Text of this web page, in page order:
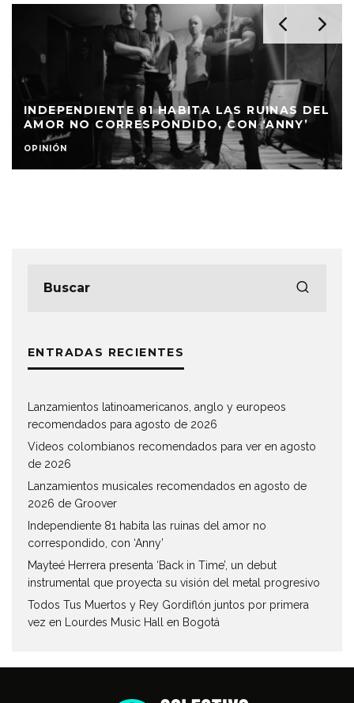
INDEPENDIENTE 81 HABITA LAS RUINAS DEL
AMOR NO CORRESPONDIDO, CON ‘ANNY’
OPINIÓN
ENTRADAS RECIENTES
Lanzamientos latinoamericanos, anglo y europeos
recomendados para agosto de 2026
Videos colombianos recomendados para ver en agosto
de 2026
Lanzamientos musicales recomendados en agosto de
2026 de Groover
Independiente 81 habita las ruinas del amor no
correspondido, con ‘Anny’
Mayteé Herrera presenta ‘Back in Time’, un debut
instrumental que proyecta su visión del metal progresivo
Todos Tus Muertos y Rey Gordiflón juntos por primera
vez en Lourdes Music Hall en Bogotá